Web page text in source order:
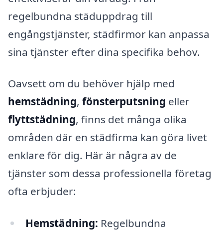
regelbundna städuppdrag till
engångstjänster, städfirmor kan anpassa
sina tjänster efter dina specifika behov.
Oavsett om du behöver hjälp med
hemstädning, fönsterputsning eller
flyttstädning, finns det många olika
områden där en städfirma kan göra livet
enklare för dig. Här är några av de
tjänster som dessa professionella företag
ofta erbjuder:
Hemstädning: Regelbundna